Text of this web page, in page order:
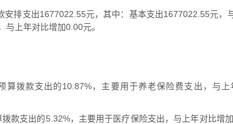
排支出1677022.55元，其中：基本支出1677022.55元，
上年对比增加0.00元。
算拨款支出的10.87%，主要用于养老保险费支出，与
款支出的5.32%，主要用于医疗保险支出，与上年对比增